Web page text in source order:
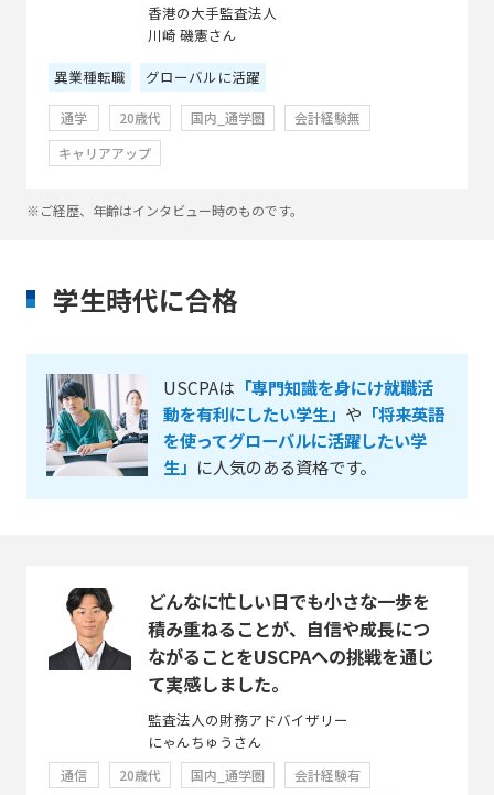
香港の大手監査法人
川崎 磯憲さん
異業種転職
グローバルに活躍
通学 20歳代 国内_通学圏
会計経験無
キャリアアップ
※ご経歴、年齢はインタビュー時のものです。
学生時代に合格
USCPAは 「専門知識を身にけ就職活
動を有利にしたい学生」 や 「将来英語
を使ってグローバルに活躍したい学
生」 に人気のある資格です。
どんなに忙しい日でも小さな一歩を
積み重ねることが、自信や成長につ
ながることをUSCPAへの挑戦を通じ
て実感しました。
監査法人の財務アドバイザリー
にゃんちゅうさん
通信 20歳代 国内_通学圏
会計経験有